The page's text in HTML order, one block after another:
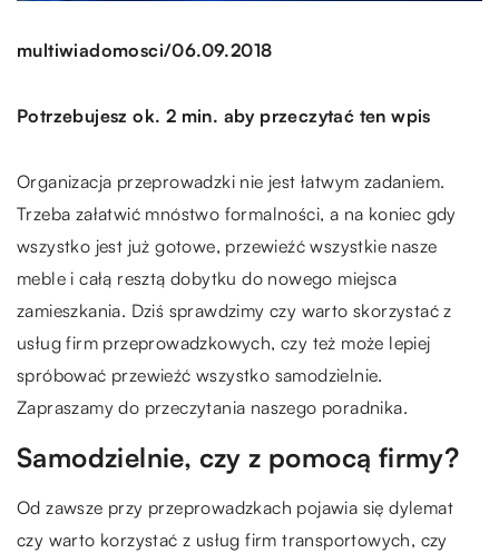
multiwiadomosci/06.09.2018
Potrzebujesz ok. 2 min. aby przeczytać ten wpis
Organizacja przeprowadzki nie jest łatwym zadaniem.
Trzeba załatwić mnóstwo formalności, a na koniec gdy
wszystko jest już gotowe, przewieźć wszystkie nasze
meble i całą resztą dobytku do nowego miejsca
zamieszkania. Dziś sprawdzimy czy warto skorzystać z
usług firm przeprowadzkowych, czy też może lepiej
spróbować przewieźć wszystko samodzielnie.
Zapraszamy do przeczytania naszego poradnika.
Samodzielnie, czy z pomocą firmy?
Od zawsze przy przeprowadzkach pojawia się dylemat
czy warto korzystać z usług firm transportowych, czy